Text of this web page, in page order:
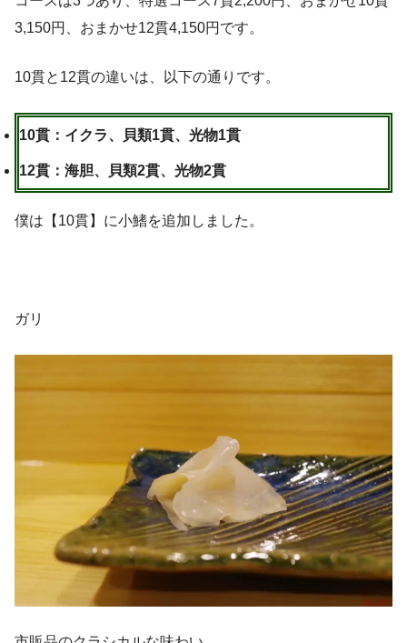
3,150円、おまかせ12貫4,150円です。
10貫と12貫の違いは、以下の通りです。
10貫：イクラ、貝類1貫、光物1貫
12貫：海胆、貝類2貫、光物2貫
僕は【10貫】に小鰭を追加しました。
ガリ